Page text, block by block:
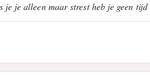
je alleen maar strest heb je geen